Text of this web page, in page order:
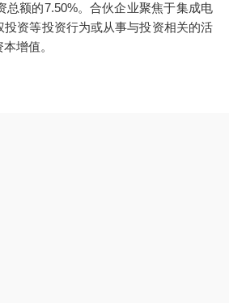
总额的7.50%。合伙企业聚焦于集成电
投资等投资行为或从事与投资相关的活
增值。